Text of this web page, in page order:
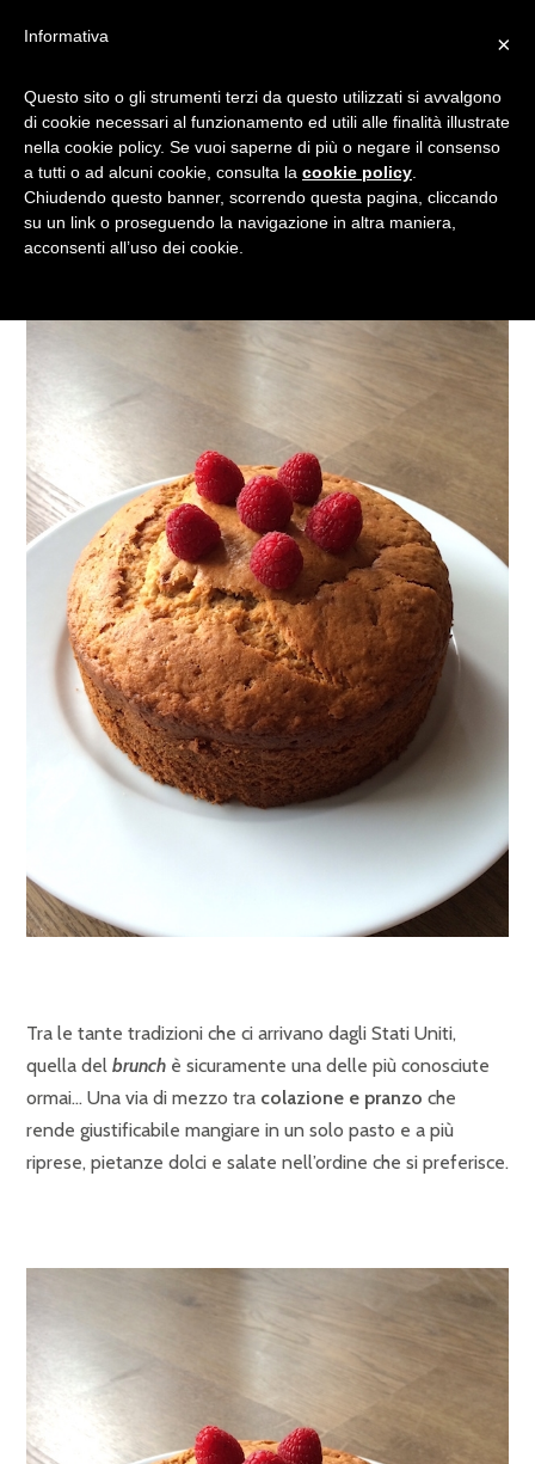
RICETTA PER IL BRUNCH:
BANANA BREAD ALLA
CANNELLA
Tra le tante tradizioni che ci arrivano dagli Stati Uniti,
quella del brunch è sicuramente una delle più conosciute
ormai… Una via di mezzo tra colazione e pranzo che
rende giustificabile mangiare in un solo pasto e a più
riprese, pietanze dolci e salate nell’ordine che si preferisce.
×
Informativa
Questo sito o gli strumenti terzi da questo utilizzati si avvalgono
di cookie necessari al funzionamento ed utili alle finalità illustrate
nella cookie policy. Se vuoi saperne di più o negare il consenso
a tutti o ad alcuni cookie, consulta la cookie policy
Chiudendo questo banner, scorrendo questa pagina, cliccando
su un link o proseguendo la navigazione in altra maniera,
acconsenti all’uso dei cookie.